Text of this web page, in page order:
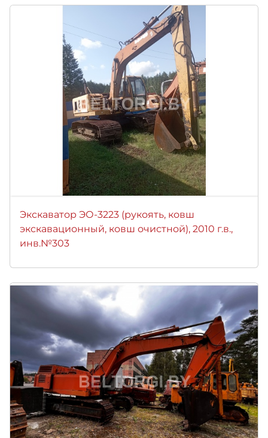
Экскаватор ЭО-3223 (рукоять, ковш
экскавационный, ковш очистной), 2010 г.в.,
инв.№303